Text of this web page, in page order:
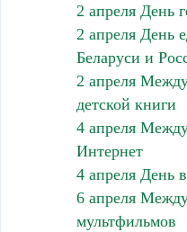
2 апреля День
2 апреля День
Беларуси и
2 апреля
детской книги
4 апреля
Интернет
4 апреля День
6 апреля
мультфильмов